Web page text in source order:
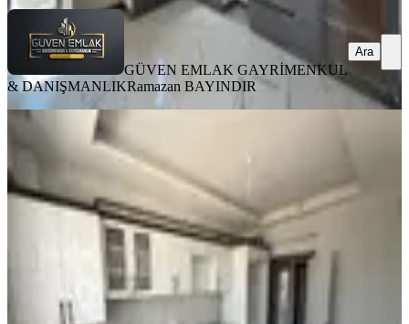
GÜVEN EMLAK GAYRİMENKUL
& DANIŞMANLIKRamazan BAYINDIR
Ara
YENİ
Koz Emlak'tan Yeni Köy Garajı
Civarı Sıfır 3+1 Daire
Yeşilyurt, Çavuşoğlu Mahallesi
3+1·120 m²·1. Kat·05.08.2026
22.000 ₺